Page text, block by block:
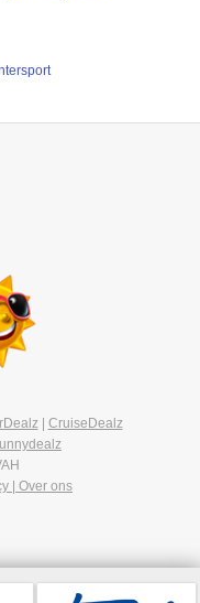
| CruiseDealz
| Over ons